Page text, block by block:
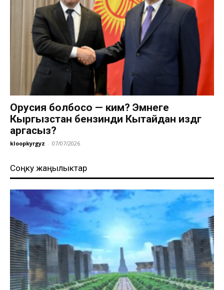
Орусия болбосо — ким? Эмнеге
Кыргызстан бензинди Кытайдан издөөгө
аргасыз?
kloopkyrgyz - 07/07/2026
Соңку жаңылыктар